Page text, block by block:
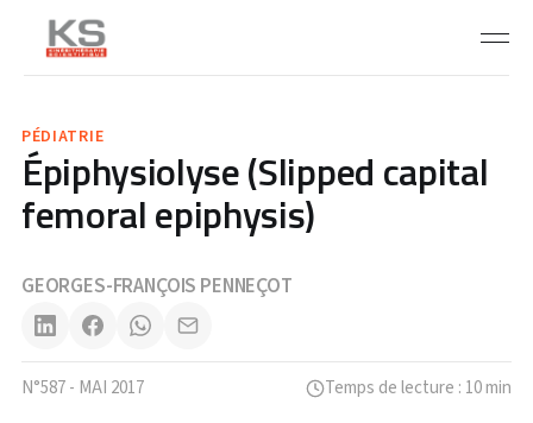
PÉDIATRIE
Épiphysiolyse (Slipped capital
femoral epiphysis)
GEORGES-FRANÇOIS PENNEÇOT
N°587 - MAI 2017 Temps de lecture : 10 min